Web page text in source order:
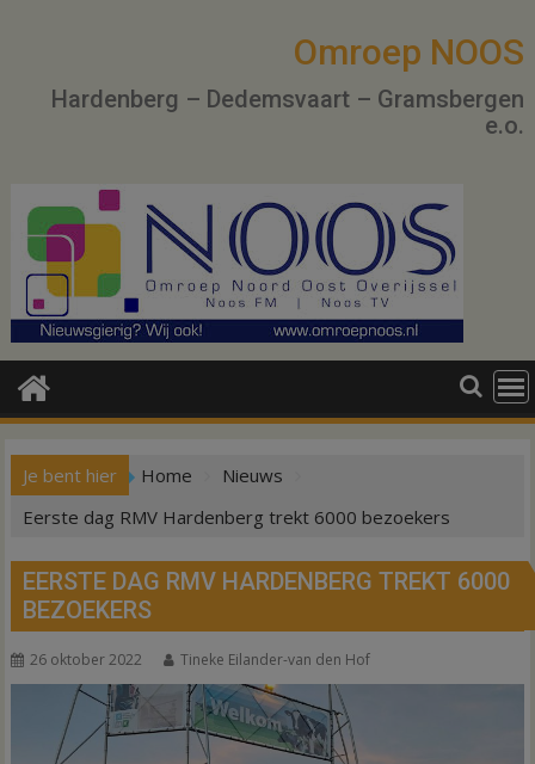
Omroep NOOS
Hardenberg – Dedemsvaart – Gramsbergen
e.o.
Je bent hier Home
Nieuws
Eerste dag RMV Hardenberg trekt 6000 bezoekers
EERSTE DAG RMV HARDENBERG TREKT 6000
BEZOEKERS
26 oktober 2022 Tineke Eilander-van den Hof